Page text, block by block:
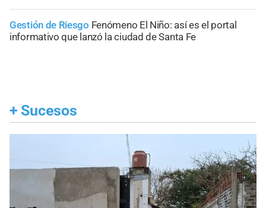
Gestión de Riesgo Fenómeno El Niño: así es el portal
informativo que lanzó la ciudad de Santa Fe
+ Sucesos